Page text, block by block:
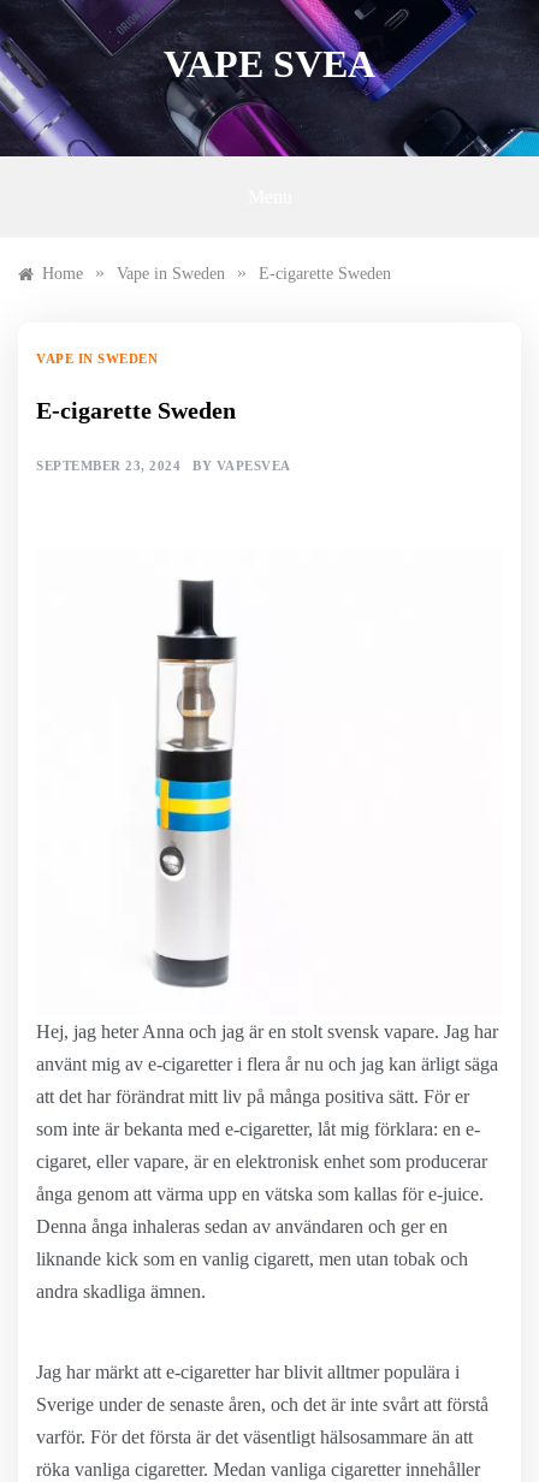
to
content
VAPE SVEA
Home » Vape in Sweden » E-cigarette Sweden
VAPE IN SWEDEN
E-cigarette Sweden
SEPTEMBER 23, 2024 BY VAPESVEA
Hej, jag heter Anna och jag är en stolt svensk vapare. Jag har
använt mig av e-cigaretter i flera år nu och jag kan ärligt säga
att det har förändrat mitt liv på många positiva sätt. För er
som inte är bekanta med e-cigaretter, låt mig förklara: en e-
cigaret, eller vapare, är en elektronisk enhet som producerar
ånga genom att värma upp en vätska som kallas för e-juice.
Denna ånga inhaleras sedan av användaren och ger en
liknande kick som en vanlig cigarett, men utan tobak och
andra skadliga ämnen.
Jag har märkt att e-cigaretter har blivit alltmer populära i
Sverige under de senaste åren, och det är inte svårt att förstå
varför. För det första är det väsentligt hälsosammare än att
röka vanliga cigaretter. Medan vanliga cigaretter innehåller